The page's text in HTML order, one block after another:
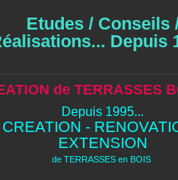
Etudes / Conseils
Depuis
de TERRASSES
Depuis 1995...
CREATION -
EXTENSION
de TERRASSES en BOIS